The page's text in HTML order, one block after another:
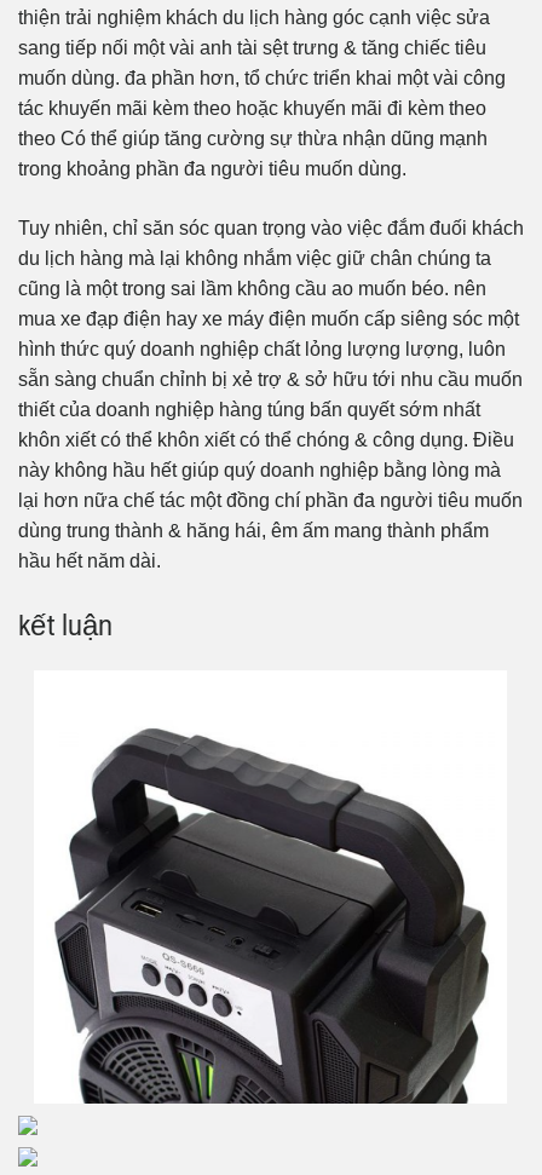
thiện trải nghiệm khách du lịch hàng góc cạnh việc sửa
sang tiếp nối một vài anh tài sệt trưng & tăng chiếc tiêu
muốn dùng. đa phần hơn, tổ chức triển khai một vài công
tác khuyến mãi kèm theo hoặc khuyến mãi đi kèm theo
theo Có thể giúp tăng cường sự thừa nhận dũng mạnh
trong khoảng phần đa người tiêu muốn dùng.
Tuy nhiên, chỉ săn sóc quan trọng vào việc đắm đuối khách
du lịch hàng mà lại không nhắm việc giữ chân chúng ta
cũng là một trong sai lầm không cầu ao muốn béo. nên
mua xe đạp điện hay xe máy điện muốn cấp siêng sóc một
hình thức quý doanh nghiệp chất lỏng lượng lượng, luôn
sẵn sàng chuẩn chỉnh bị xẻ trợ & sở hữu tới nhu cầu muốn
thiết của doanh nghiệp hàng túng bấn quyết sớm nhất
khôn xiết có thể khôn xiết có thể chóng & công dụng. Điều
này không hầu hết giúp quý doanh nghiệp bằng lòng mà
lại hơn nữa chế tác một đồng chí phần đa người tiêu muốn
dùng trung thành & hăng hái, êm ấm mang thành phẩm
hầu hết năm dài.
kết luận